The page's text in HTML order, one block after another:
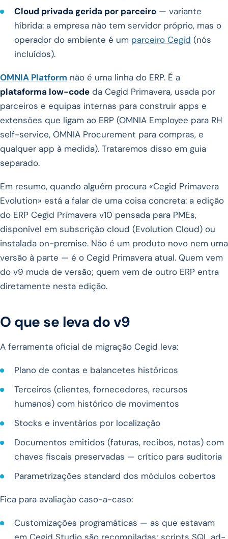
Cloud privada gerida por parceiro — variante
híbrida: a empresa não tem servidor próprio, mas o
operador do ambiente é um parceiro Cegid (nós
incluídos).
OMNIA Platform não é uma linha do ERP. É a
plataforma low-code da Cegid Primavera, usada por
parceiros e equipas internas para construir apps e
extensões que ligam ao ERP (OMNIA Employee para RH
self-service, OMNIA Procurement para compras, e
qualquer app à medida). Trataremos disso em guia
separado.
Em resumo, quando alguém procura «Cegid Primavera
Evolution» está a falar de uma coisa concreta: a edição
do ERP Cegid Primavera v10 pensada para PMEs,
disponível em subscrição cloud (Evolution Cloud) ou
instalada on-premise. Não é um produto novo nem uma
versão à parte — é o Cegid Primavera atual. Quem vem
do v9 muda de versão; quem vem de outro ERP entra
diretamente nesta edição.
O que se leva do v9
A ferramenta oficial de migração Cegid leva:
Plano de contas e balancetes históricos
Terceiros (clientes, fornecedores, recursos
humanos) com histórico de movimentos
Stocks e inventários por localização
Documentos emitidos (faturas, recibos, notas) com
chaves fiscais preservadas — crítico para auditoria
Parametrizações standard dos módulos cobertos
Fica para avaliação caso-a-caso:
Customizações programáticas — as que estavam